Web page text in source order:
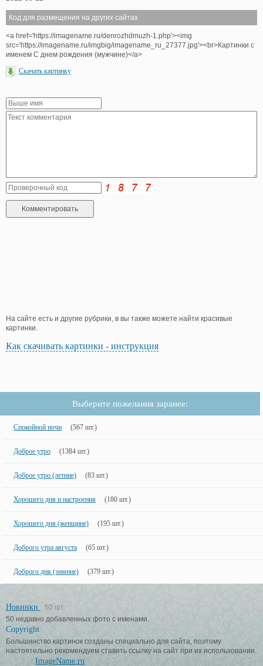
Код для размещения на других сайтах
<a href='https://imagename.ru/denrozhdmuzh-1.php'><img
src='https://imagename.ru/imgbig/imagename_ru_27377.jpg'><br>Картинки с
именем С днем рождения (мужчине)</a>
Скачать картинку
На сайте есть и другие рубрики, в вы также можете найти красивые
картинки.
Как скачивать картинки - инструкция
Выберите пожелания заранее:
Спокойной ночи (567 шт.)
Доброе утро (1384 шт.)
Доброе утро (летние) (83 шт.)
Хорошего дня и настроения (180 шт.)
Хорошего дня (женщине) (195 шт.)
Доброго утра августа (65 шт.)
Доброго дня (зимние) (379 шт.)
Новинки
50 шт.
50 недавно добавленных фото с именами.
Copyright
Большинство картинок созданы специально для сайта, поэтому
настоятельно рекомендуем ставить ссылку на сайт при их использовании.
ImageName.ru